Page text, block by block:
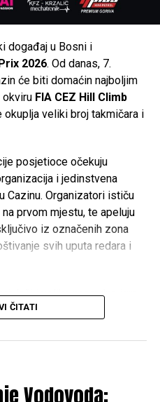
Mreža radi fantastine
saznati i vidjeti na njihivoj fb
događaj u Bosni i
2026. Od danas, 7.
će biti domaćin najboljim
okviru FIA CEZ Hill Climb
okuplja veliki broj takmičara i
posjetioce očekuju
i jedinstvena
Cazinu. Organizatori ističu
prvom mjestu, te apeluju
iz označenih zona
svih uputa redara i
i velika nagradna igra
pripremila vrijedne nagrade
je ukupno pripremljeno
iz Bosne i
ČITATI
Vodovoda: